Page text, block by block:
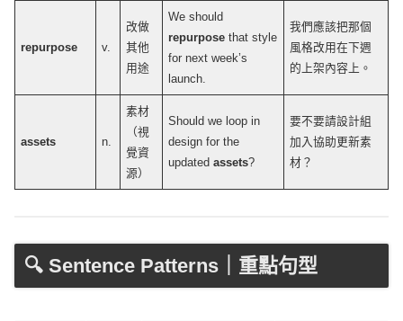
repurpose v.
改做
其他
用途
We should
repurpose thatstyle
for next week’s
launch.
我們應該把那個
風格改用在下週
的上架內容上。
assets n.
素材
（視
覺資
源）
Should we loop in
design for the
updated assets?
要不要請設計組
加入協助更新素
材？
🔍 Sentence Patterns｜重點句型